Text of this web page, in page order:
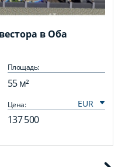
в Оба
Площадь:
55 м²
Цена:
137 500